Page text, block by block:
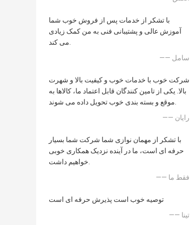
با تشکر از خدمات پس از فروش خوب شما
آموزش عالی و پشتیبانی فنی به من کمک زیادی
می کند.
—— سامل
شرکت خوب با خدمات خوب و کیفیت بالا و شهرت
بالا. یکی از تامین کنندگان قابل اعتماد ما، کالاها به
موقع و بسته بندی خوب تحویل داده می شوند.
—— رایان
با تشکر از مهمان نوازی شما شرکت شما بسیار
حرفه ای است، ما در آینده نزدیک همکاری خوبی
خواهیم داشت.
—— فقط ما
توصیه خوب است پذیرش حرفه ای است
—— تینا